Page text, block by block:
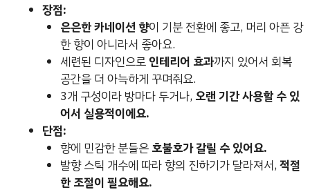
장점:
은은한 카네이션 향이 기분 전환에 좋고, 머리 아픈 강
한 향이 아니라서 좋아요.
세련된 디자인으로 인테리어 효과까지 있어서 회복
공간을 더 아늑하게 꾸며줘요.
3개 구성이라 방마다 두거나, 오랜 기간 사용할 수 있
어서 실용적이에요.
단점:
향에 민감한 분들은 호불호가 갈릴 수 있어요.
발향 스틱 개수에 따라 향의 진하기가 달라져서, 적절
한 조절이 필요해요.